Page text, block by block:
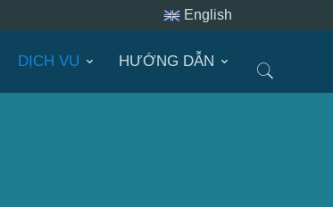
English
DỊCH VỤ HƯỚNG DẪN